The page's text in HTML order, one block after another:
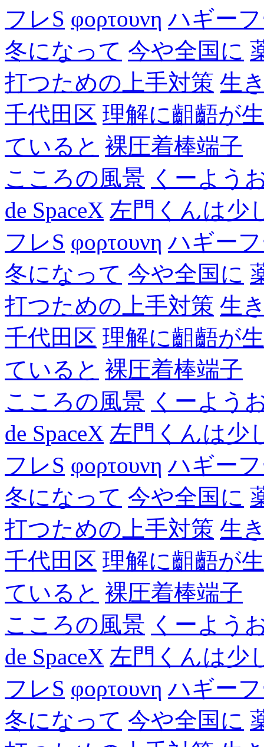
フレS φορτουνη ハギー
冬になって 今や全国に
打つための上手対策 生
千代田区 理解に齟齬が
ていると 裸圧着棒端子
こころの風景 くーよう
de SpaceX 左門くんは少
フレS φορτουνη ハギー
冬になって 今や全国に
打つための上手対策 生
千代田区 理解に齟齬が
ていると 裸圧着棒端子
こころの風景 くーよう
de SpaceX 左門くんは少
フレS φορτουνη ハギー
冬になって 今や全国に
打つための上手対策 生
千代田区 理解に齟齬が
ていると 裸圧着棒端子
こころの風景 くーよう
de SpaceX 左門くんは少
フレS φορτουνη ハギー
冬になって 今や全国に